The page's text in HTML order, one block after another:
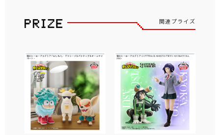
関連プライズ